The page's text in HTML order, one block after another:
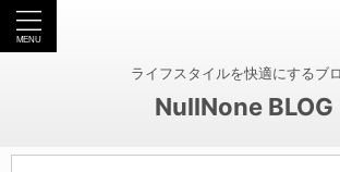
ライフスタイルを快適にするブ
NullNone BLOG